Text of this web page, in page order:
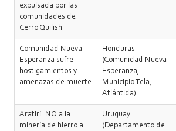
expulsada por las
comunidades de
Cerro Quilish
Comunidad Nueva
Esperanza sufre
hostigamientos y
amenazas de muerte
Honduras
(Comunidad Nueva
Esperanza,
Municipio Tela,
Atlántida)
Aratirí. NO a la
minería de hierro a
Uruguay
(Departamento de